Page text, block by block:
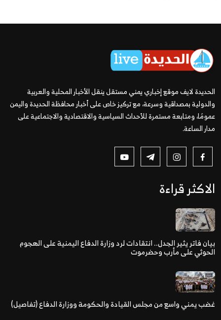
الحديدة لايف موقع إخباري يمني مستقل ينقل الأخبار المحلية والعربية
والدولية بمصداقية وسرعة، مع تركيز خاص على أخبار محافظة الحديدة واليمن
عمومًا، ومتابعة مستمرة للأحداث السياسية والاقتصادية والاجتماعية على
مدار الساعة.
الاكثر قراءة
بيان فاتر يثير الجدل.. انتقادات لرد وزارة الدفاع اليمنية على الهجوم
الحوثي على مأرب وحضرموت
غضب يمني واسع من مجلس القيادة والحكومة ووزارة الدفاع (تفاصيل)